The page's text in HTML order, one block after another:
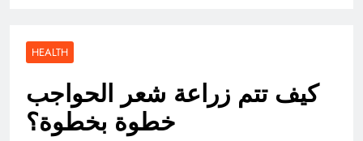
HEALTH
كيف تتم زراعة شعر الحواجب
خطوة بخطوة؟